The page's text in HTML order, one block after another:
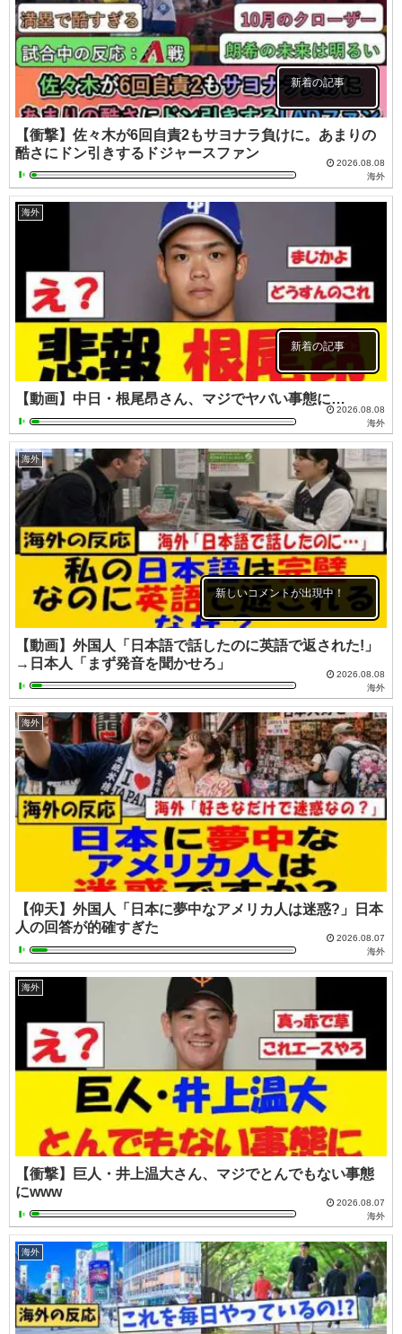
新着の記事
【衝撃】佐々木が6回自責2もサヨナラ負けに。あまりの
酷さにドン引きするドジャースファン
2026.08.08
海外
海外
新着の記事
【動画】中日・根尾昂さん、マジでヤバい事態に…
2026.08.08
海外
海外
新しいコメントが出現中！
【動画】外国人「日本語で話したのに英語で返された!」
→日本人「まず発音を聞かせろ」
2026.08.08
海外
海外
【仰天】外国人「日本に夢中なアメリカ人は迷惑?」日本
人の回答が的確すぎた
2026.08.07
海外
海外
【衝撃】巨人・井上温大さん、マジでとんでもない事態
にwww
2026.08.07
海外
海外